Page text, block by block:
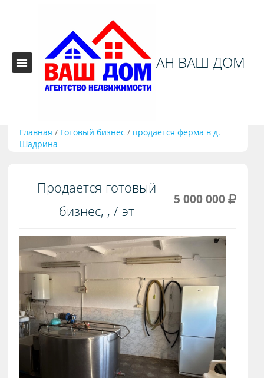
АН ВАШ ДОМ
Главная / Готовый бизнес / продается ферма в д.
Шадрина
Продается готовый
бизнес, , / эт
5 000 000